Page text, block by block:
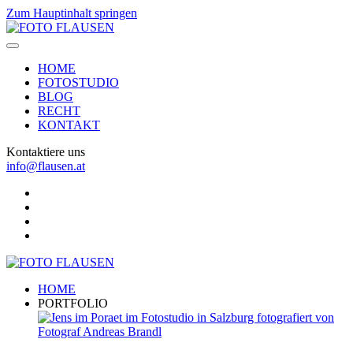
Zum Hauptinhalt springen
HOME
FOTOSTUDIO
BLOG
RECHT
KONTAKT
Kontaktiere uns
info@flausen.at
HOME
PORTFOLIO